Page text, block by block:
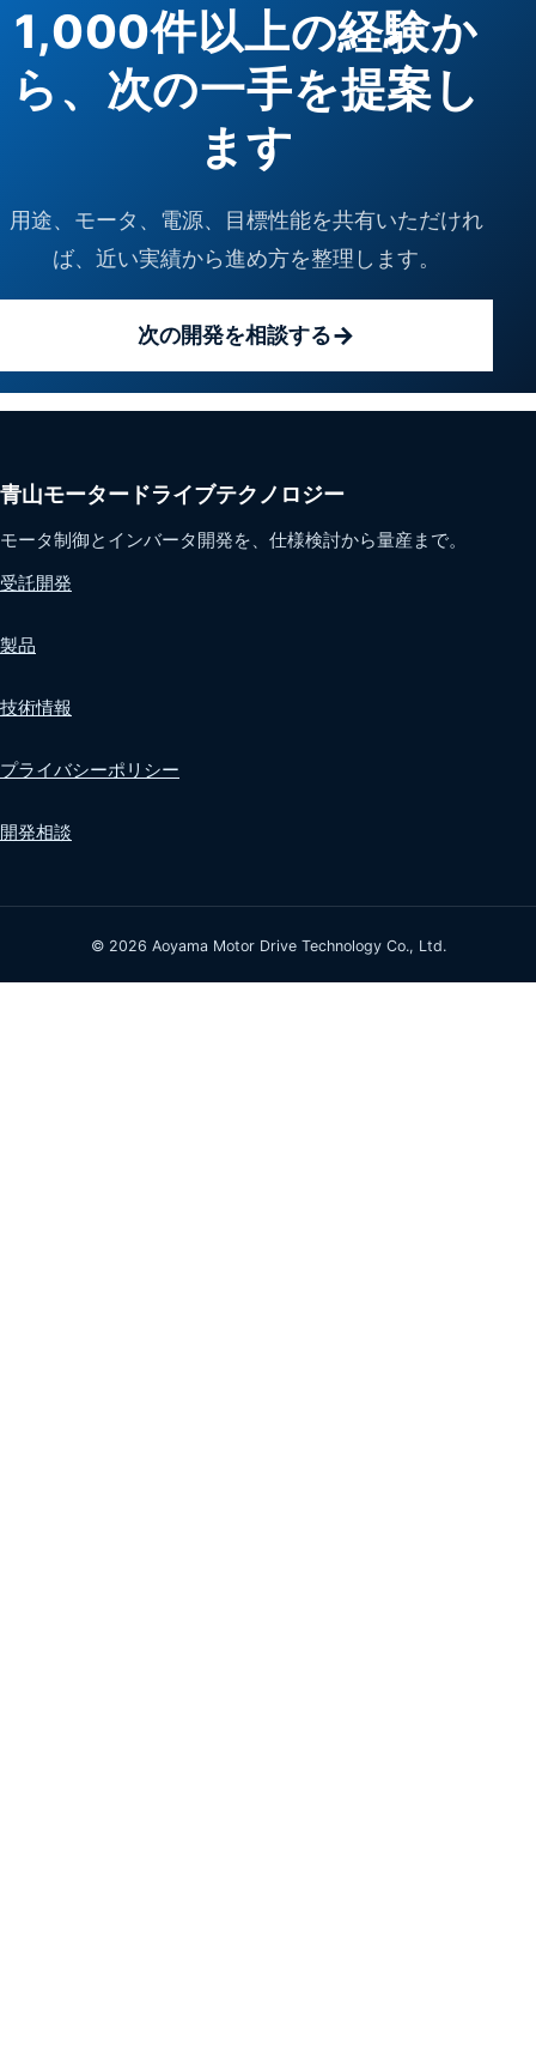
1,000件以上の経験か
ら、次の一手を提案し
ます
用途、モータ、電源、目標性能を共有いただけれ
ば、近い実績から進め方を整理します。
次の開発を相談する
青山モータードライブテクノロジー
モータ制御とインバータ開発を、仕様検討から量産まで。
受託開発
製品
技術情報
プライバシーポリシー
開発相談
© 2026 Aoyama Motor Drive Technology Co., Ltd.